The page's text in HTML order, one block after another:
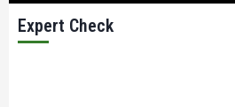
Expert Check